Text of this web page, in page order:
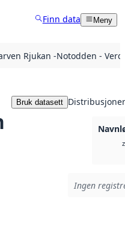
Finn data Meny
Rjukan -Notodden -
Bruk datasett Distribusjoner
Ingen